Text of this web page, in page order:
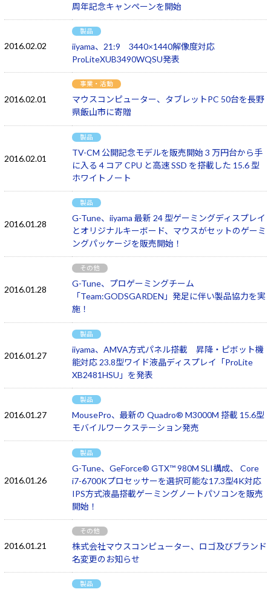
周年記念キャンペーンを開始
2016.02.02
製品
iiyama、21:9 3440×1440解像度対応
ProLiteXUB3490WQSU発表
2016.02.01
事業・活動
マウスコンピューター、タブレットPC 50台を長野
県飯山市に寄贈
2016.02.01
製品
TV-CM 公開記念モデルを販売開始 3 万円台から手
に入る 4 コア CPU と高速 SSD を搭載した 15.6 型
ホワイトノート
2016.01.28
製品
G-Tune、iiyama 最新 24 型ゲーミングディスプレイ
とオリジナルキーボード、マウスがセットのゲーミ
ングパッケージを販売開始！
2016.01.28
その他
G-Tune、プロゲーミングチーム
「Team:GODSGARDEN」発足に伴い製品協力を実
施！
2016.01.27
製品
iiyama、AMVA方式パネル搭載 昇降・ピボット機
能対応 23.8型ワイド液晶ディスプレイ「ProLite
XB2481HSU」を発表
2016.01.27
製品
MousePro、最新の Quadro® M3000M 搭載 15.6型
モバイルワークステーション発売
2016.01.26
製品
G-Tune、GeForce® GTX™ 980M SLI構成、 Core
i7-6700Kプロセッサーを選択可能な17.3型4K対応
IPS方式液晶搭載ゲーミングノートパソコンを販売
開始！
2016.01.21
その他
株式会社マウスコンピューター、ロゴ及びブランド
名変更のお知らせ
製品